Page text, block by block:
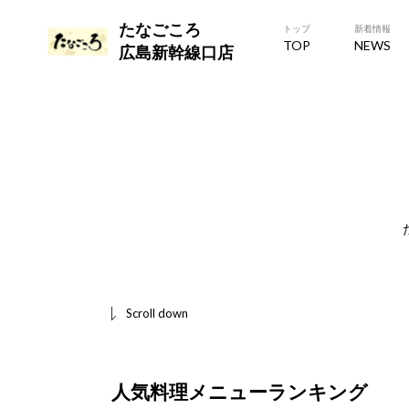
たなごころ
広島新幹線口店
トップ
TOP
新着情報
NEWS
Scroll down
人気料理メニューランキング